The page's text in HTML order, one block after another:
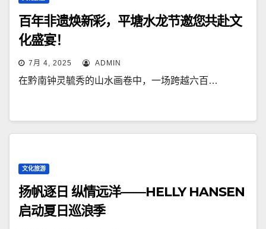
百年非遗焕新彩，平塘水龙节邀您共赴文
化盛宴！
7月 4, 2025 ADMIN
在黔南钟灵毓秀的山水画卷中，一场跨越六百…
文化旅游
扬帆逐日 纵情远洋——HELLY HANSEN
启动夏日巡浪季